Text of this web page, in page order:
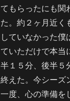
てもらったにも関
た。約２ヶ月近く
していなかった僕
ていただけで本当
半１５分、後半５
終えた。今シーズ
一度、心の準備を